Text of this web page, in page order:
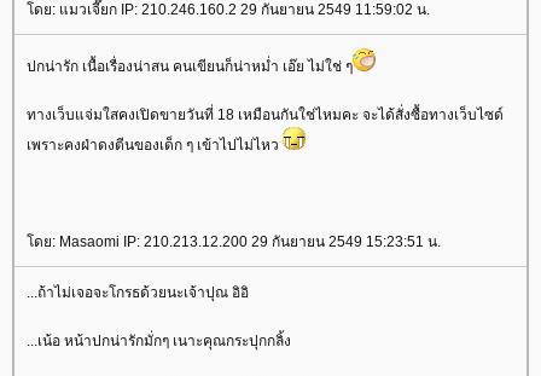
ดย: แมวเจี๊ยก IP: 210.246.160.2 29 กันยายน 2549 11:59:02 น.
ปกน่ารัก เนื้อเรื่องน่าสน คนเขียนก็น่าหม่ำ เอ๊ย ไม่ใช่ ๆ
ทางเว็บแจ่มใสคงเปิดขายวันที่ 18 เหมือนกันใช่ไหมคะ จะได้สั่งซื้อทางเว็บไซด์
เพราะคงฝ่าดงตีนของเด็ก ๆ เข้าไปไม่ไหว
ดย: Masaomi IP: 210.213.12.200 29 กันยายน 2549 15:23:51 น.
...ถ้าไม่เจอจะโกรธด้วยนะเจ้าปุณ อิอิ
...เน้อ หน้าปกน่ารักมั่กๆ เนาะคุณกระปุกกลิ้ง